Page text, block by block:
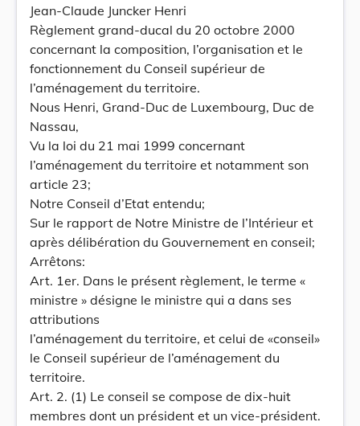
Jean-Claude Juncker Henri
Règlement grand-ducal du 20 octobre 2000
concernant la composition, l’organisation et le
fonctionnement du Conseil supérieur de
l’aménagement du territoire.
Nous Henri, Grand-Duc de Luxembourg, Duc de
Nassau,
Vu la loi du 21 mai 1999 concernant
l’aménagement du territoire et notamment son
article 23;
Notre Conseil d’Etat entendu;
Sur le rapport de Notre Ministre de l’Intérieur et
après délibération du Gouvernement en conseil;
Arrêtons:
Art. 1er. Dans le présent règlement, le terme «
ministre » désigne le ministre qui a dans ses
attributions
l’aménagement du territoire, et celui de «conseil»
le Conseil supérieur de l’aménagement du
territoire.
Art. 2. (1) Le conseil se compose de dix-huit
membres dont un président et un vice-président.